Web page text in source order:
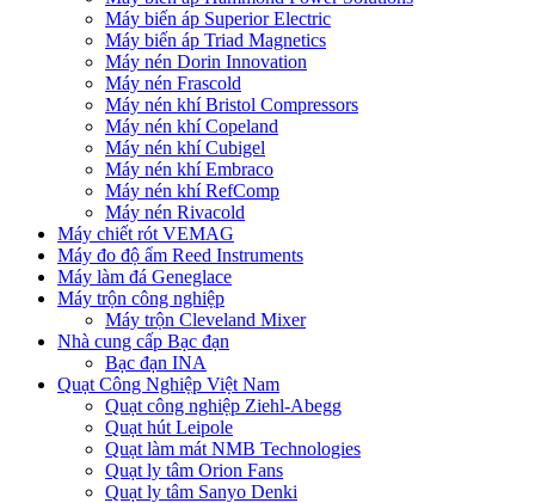
Máy biến áp Superior Electric
Máy biến áp Triad Magnetics
Máy nén Dorin Innovation
Máy nén Frascold
Máy nén khí Bristol Compressors
Máy nén khí Copeland
Máy nén khí Cubigel
Máy nén khí Embraco
Máy nén khí RefComp
Máy nén Rivacold
Máy chiết rót VEMAG
Máy đo độ ẩm Reed Instruments
Máy làm đá Geneglace
Máy trộn công nghiệp
Máy trộn Cleveland Mixer
Nhà cung cấp Bạc đạn
Bạc đạn INA
Quạt Công Nghiệp Việt Nam
Quạt công nghiệp Ziehl-Abegg
Quạt hút Leipole
Quạt làm mát NMB Technologies
Quạt ly tâm Orion Fans
Quạt ly tâm Sanyo Denki